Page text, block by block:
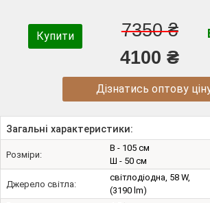
Купити
7350 ₴
4100 ₴
Дізнатись оптову
Загальні характеристики:
Розміри:
В - 105 см
Ш - 50 см
Джерело світла:
світлодіодна, 58 W,
(3190 lm)